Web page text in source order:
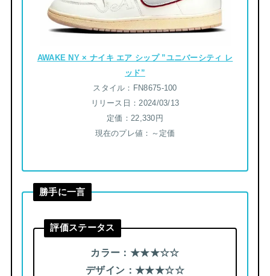
AWAKE NY × ナイキ エア シップ ”ユニバーシティ レ
ッド”
スタイル：FN8675-100
リリース日：2024/03/13
定価：22,330円
現在のプレ値：～定価
勝手に一言
評価ステータス
カラー：★★★☆☆
デザイン： ★★★☆☆